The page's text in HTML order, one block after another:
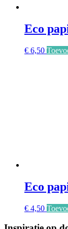
Eco
€ 6,50
Eco
€ 4,50